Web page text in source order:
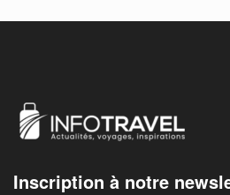
Inscription à notre